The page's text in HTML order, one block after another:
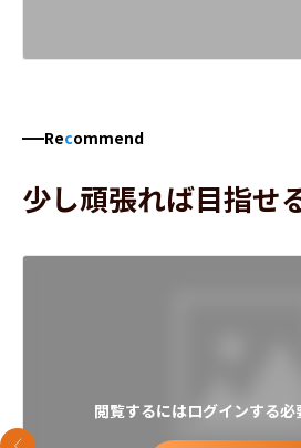
Recommend
少し頑張れば目指せ
閲覧するにはログインする必